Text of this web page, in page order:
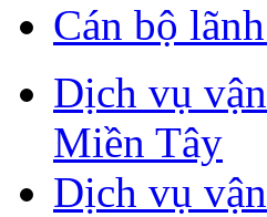
Cán bộ
Dịch vụ
Miền Tây
Dịch vụ